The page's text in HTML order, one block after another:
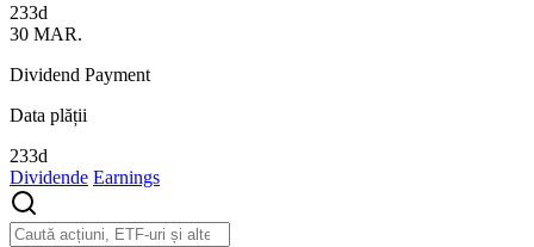
233d
30 MAR.
Dividend Payment
Data plății
233d
Dividende Earnings